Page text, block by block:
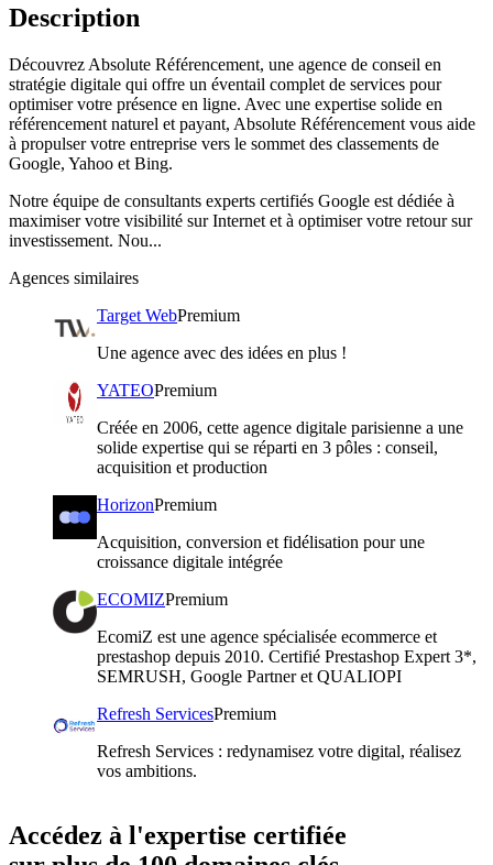
Description
Découvrez Absolute Référencement, une agence de conseil en
stratégie digitale qui offre un éventail complet de services pour
optimiser votre présence en ligne. Avec une expertise solide en
référencement naturel et payant, Absolute Référencement vous aide
à propulser votre entreprise vers le sommet des classements de
Google, Yahoo et Bing.
Notre équipe de consultants experts certifiés Google est dédiée à
maximiser votre visibilité sur Internet et à optimiser votre retour sur
investissement. Nou...
Agences similaires
Target WebPremium
Une agence avec des idées en plus !
YATEOPremium
Créée en 2006, cette agence digitale parisienne a une
solide expertise qui se réparti en 3 pôles : conseil,
acquisition et production
HorizonPremium
Acquisition, conversion et fidélisation pour une
croissance digitale intégrée
ECOMIZPremium
EcomiZ est une agence spécialisée ecommerce et
prestashop depuis 2010. Certifié Prestashop Expert 3*,
SEMRUSH, Google Partner et QUALIOPI
Refresh ServicesPremium
Refresh Services : redynamisez votre digital, réalisez
vos ambitions.
Accédez à l'expertise certifiée